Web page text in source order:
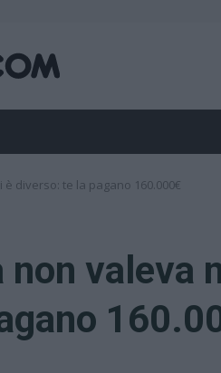
diverso: te la pagano 160.000€
non valeva